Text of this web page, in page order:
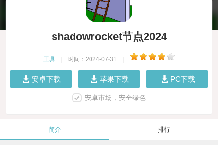
shadowrocket节点2024
工具 时间：2024-07-31
安卓下载 苹果下载 PC下载
安卓市场，安全绿色
简介 排行